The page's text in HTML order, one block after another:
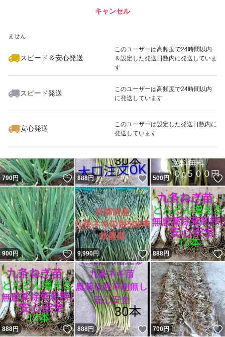
ません
スピード＆安心発送
このユーザーは高頻度で24時間以内
＆設定した発送日数内に発送していま
す
スピード発送
このユーザーは高頻度で24時間以内
に発送しています
安心発送
このユーザーは設定した発送日数内に
発送しています
キャンセル
いいね！
500
790円 いいね！
888円 いいね！
500円
900円 いいね！
9,990円 いいね！
888円
888円 いいね！
888円 いいね！
700円